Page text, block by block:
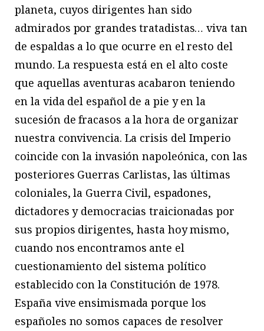
planeta, cuyos dirigentes han sido
admirados por grandes tratadistas… viva tan
de espaldas a lo que ocurre en el resto del
mundo. La respuesta está en el alto coste
que aquellas aventuras acabaron teniendo
en la vida del español de a pie y en la
sucesión de fracasos a la hora de organizar
nuestra convivencia. La crisis del Imperio
coincide con la invasión napoleónica, con las
posteriores Guerras Carlistas, las últimas
coloniales, la Guerra Civil, espadones,
dictadores y democracias traicionadas por
sus propios dirigentes, hasta hoy mismo,
cuando nos encontramos ante el
cuestionamiento del sistema político
establecido con la Constitución de 1978.
España vive ensimismada porque los
españoles no somos capaces de resolver